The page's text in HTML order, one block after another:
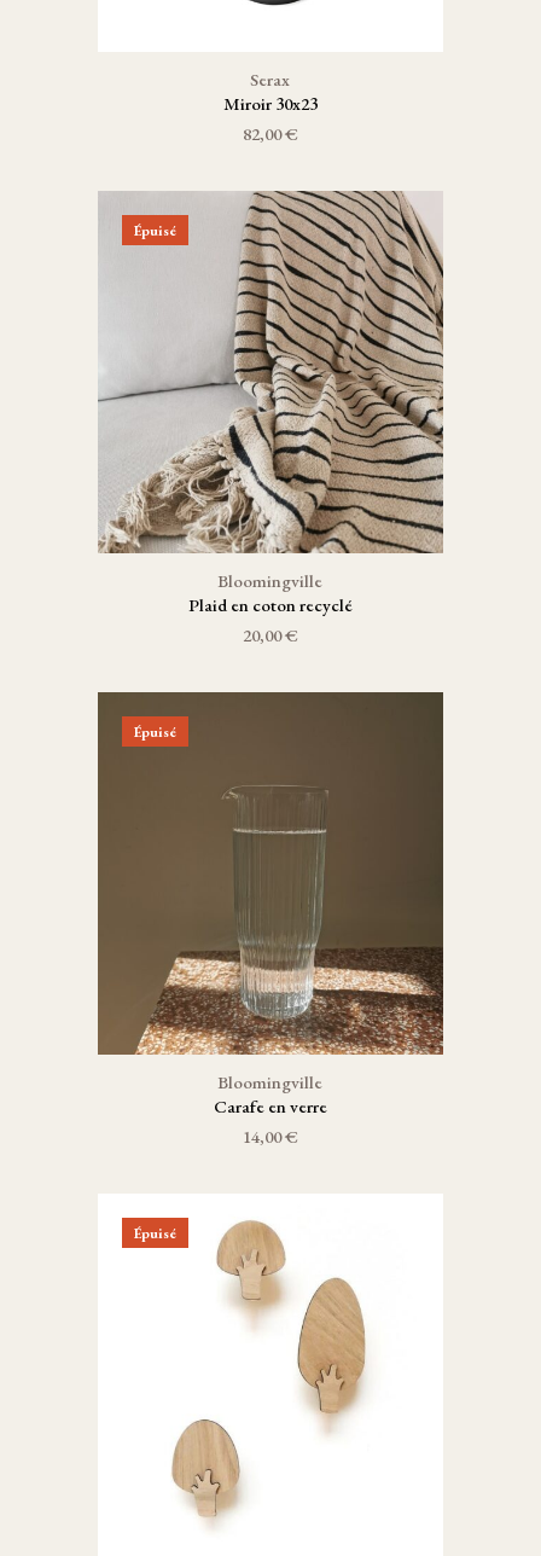
Serax
Miroir 30x23
82,00 €
Épuisé
Bloomingville
Plaid en coton recyclé
20,00 €
Épuisé
Bloomingville
Carafe en verre
14,00 €
Épuisé